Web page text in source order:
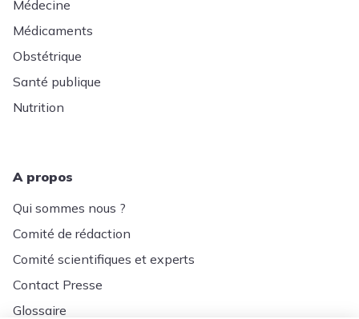
Médecine
Médicaments
Obstétrique
Santé publique
Nutrition
A propos
Qui sommes nous ?
Comité de rédaction
Comité scientifiques et experts
Contact Presse
Glossaire